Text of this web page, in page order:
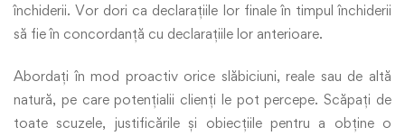
închiderii. Vor dori ca declarațiile lor finale în timpul închiderii
să fie în concordanță cu declarațiile lor anterioare.
Abordați în mod proactiv orice slăbiciuni, reale sau de altă
natură, pe care potențialii clienți le pot percepe. Scăpați de
toate scuzele, justificările și obiecțiile pentru a obține o